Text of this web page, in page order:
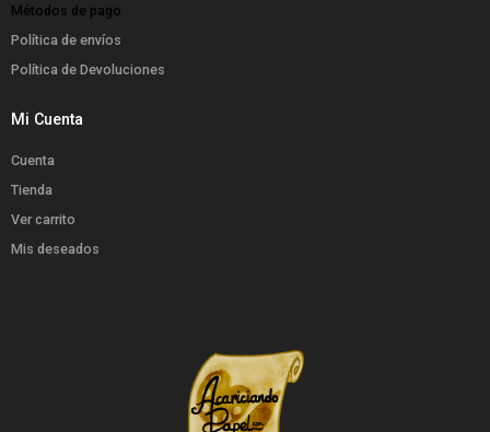
Métodos de pago
Política de envíos
Política de Devoluciones
Mi Cuenta
Cuenta
Tienda
Ver carrito
Mis deseados